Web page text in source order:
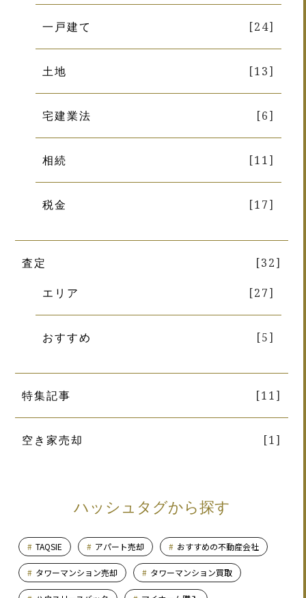
一戸建て [24]
土地 [13]
宅建業法 [6]
相続 [11]
税金 [17]
査定
[32]
エリア
[27]
おすすめ [5]
特集記事 [11]
空き家売却 [1]
ハッシュタグから探す
TAQSIE アパート売却 おすすめの不動産会社
タワーマンション売却 タワーマンション買取